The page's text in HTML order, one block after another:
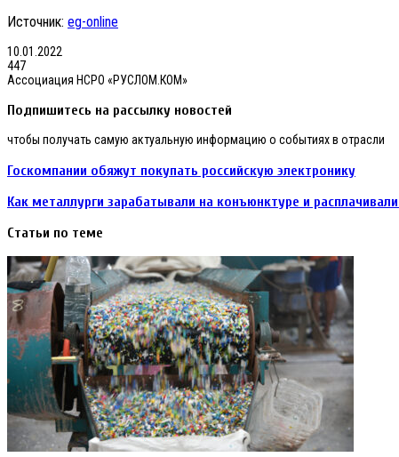
Источник: eg-online
10.01.2022
447
Ассоциация НСРО «РУСЛОМ.КОМ»
Подпишитесь на рассылку новостей
чтобы получать самую актуальную информацию о событиях в отрасли
Госкомпании обяжут покупать российскую электронику
Как металлурги зарабатывали на конъюнктуре и
Статьи по теме